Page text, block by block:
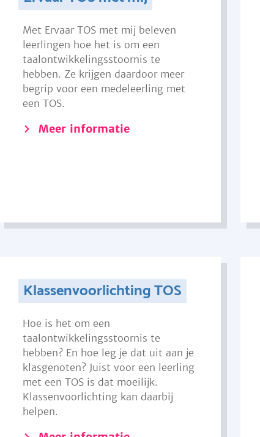
Met Ervaar TOS met mij beleven
leerlingen hoe het is om een
taalontwikkelingsstoornis te
hebben. Ze krijgen daardoor meer
begrip voor een medeleerling met
een TOS.
Meer informatie
Klassenvoorlichting TOS
Hoe is het om een
taalontwikkelingsstoornis te
hebben? En hoe leg je dat uit aan je
klasgenoten? Juist voor een leerling
met een TOS is dat moeilijk.
Klassenvoorlichting kan daarbij
helpen.